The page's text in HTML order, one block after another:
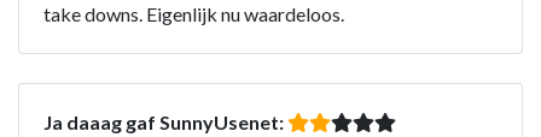
take downs. Eigenlijk nu waardeloos.
Ja daaag gaf SunnyUsenet: